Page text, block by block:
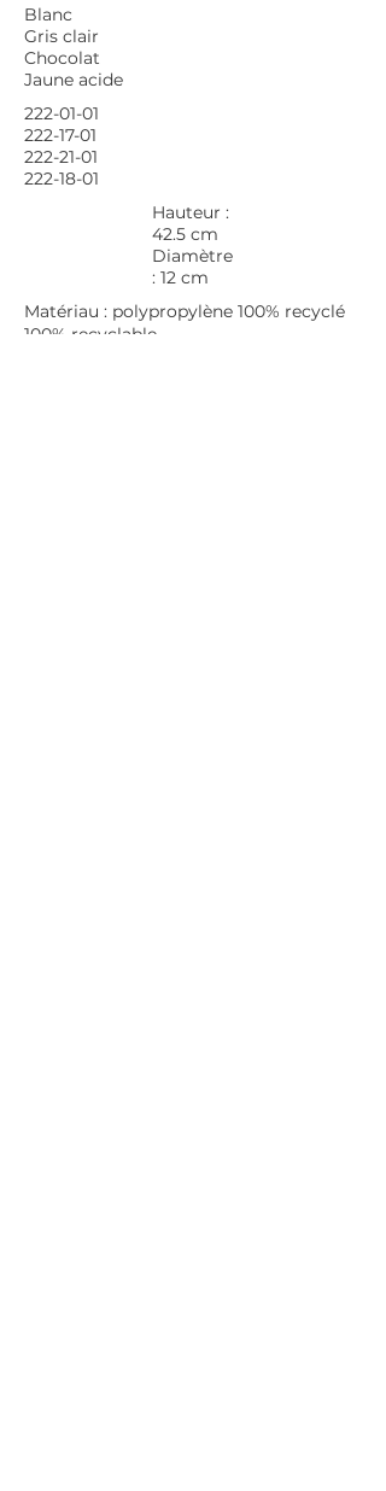
Blanc
Gris clair
Chocolat
Jaune acide
222-01-01
222-17-01
222-21-01
222-18-01
Hauteur :
42.5 cm
Diamètre
: 12 cm
Matériau : polypropylène 100% recyclé
100% recyclable